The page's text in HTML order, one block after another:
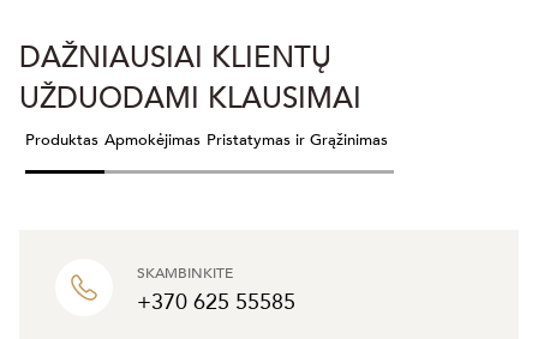
SKAMBINKITE
+370 625 55585
DAŽNIAUSIAI KLIENTŲ
UŽDUODAMI KLAUSIMAI
Produktas Apmokėjimas Pristatymas ir Grąžinimas